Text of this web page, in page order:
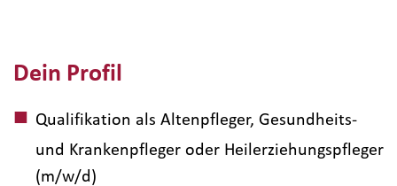
Dein Profil
Qualifikation als Altenpfleger, Gesundheits-
und Krankenpfleger oder Heilerziehungspfleger
(m/w/d)